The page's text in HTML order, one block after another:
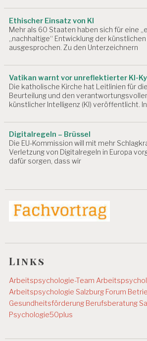
Ethischer Einsatz von KI
Mehr als 60 Staaten haben sich für eine
„nachhaltige“ Entwicklung der künstlichen
ausgesprochen. Zu den Unterzeichnern
Vatikan warnt vor unreflektierter KI-
Die katholische Kirche hat Leitlinien für
Beurteilung und den
künstlicher Intelligenz (KI) veröffentlicht.
Digitalregeln – Brüssel
Die EU-Kommission will mit mehr
Verletzung von Digitalregeln in Europa
dafür sorgen, dass wir
Links
Arbeitspsychologie-Team
Arbeitspsychologie Salzburg Forum
Gesundheitsförderung Berufsberatung
Psychologie50plus